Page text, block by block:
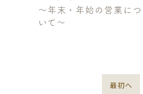
～年末・年始の営業につ
いて～
最初へ